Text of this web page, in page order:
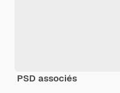
PSD associés